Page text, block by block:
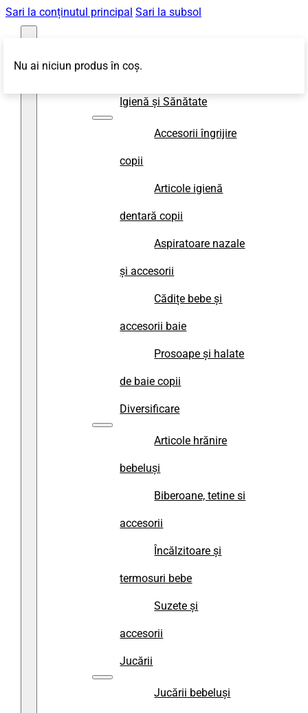
Sari la conținutul principal Sari la subsol
Igienă și Sănătate
Accesorii îngrijire
copii
Articole igienă
dentară copii
Aspiratoare nazale
și accesorii
Cădițe bebe și
accesorii baie
Prosoape și halate
de baie copii
Diversificare
Articole hrănire
bebeluși
Biberoane, tetine si
accesorii
Încălzitoare și
termosuri bebe
Suzete și
accesorii
Jucării
Jucării bebeluși
Nu ai niciun produs în coș.